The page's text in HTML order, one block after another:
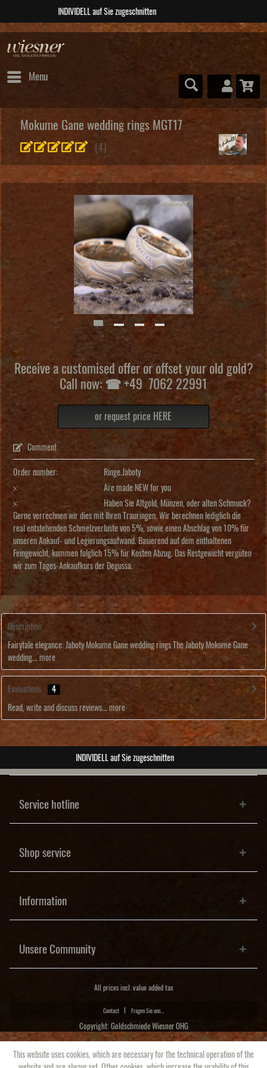
ABSOLUTE Unikate
Menu
Mokume Gane wedding rings MGT17
( 4)
Receive a customised offer or offset your old gold?
Call now: ☎ +49 7062 22991
or request price HERE
Comment
Order number:
Ringe.Jaboty
>:
Are made NEW for you
>:
Haben Sie Altgold, Münzen, oder alten Schmuck?
Gerne verrechnen wir dies mit Ihren Trauringen. Wir berechnen lediglich die
real entstehenden Schmelzverluste von 5%, sowie einen Abschlag von 10% für
unseren Ankauf- und Legierungsaufwand. Basierend auf dem enthaltenen
Feingewicht, kommen folglich 15% für Kosten Abzug. Das Restgewicht vergüten
wir zum Tages-Ankaufkurs der Degussa.
Description
Fairytale elegance: Jaboty Mokume Gane wedding rings The Jaboty Mokume Gane
wedding... more
Evaluations 4
Read, write and discuss reviews... more
ABSOLUTE Unikate
Service hotline
Shop service
Information
Unsere Community
All prices incl. value added tax
Contact Fragen Sie uns...
Copyright: Goldschmiede Wiesner OHG
This website uses cookies, which are necessary for the technical operation of the